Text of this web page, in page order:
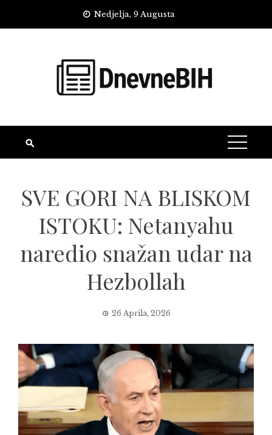
Nedjelja, 9 Augusta
SVE GORI NA BLISKOM
ISTOKU: Netanyahu
naredio snažan udar na
Hezbollah
26 Aprila, 2026